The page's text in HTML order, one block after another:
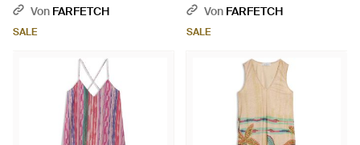
Damask-Print - Rot
Von FARFETCH
SALE
Von FARFETCH
SALE